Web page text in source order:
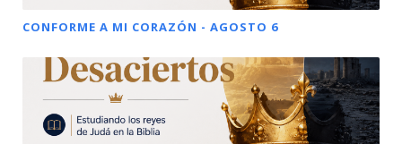
CONFORME A MI CORAZÓN - AGOSTO 6